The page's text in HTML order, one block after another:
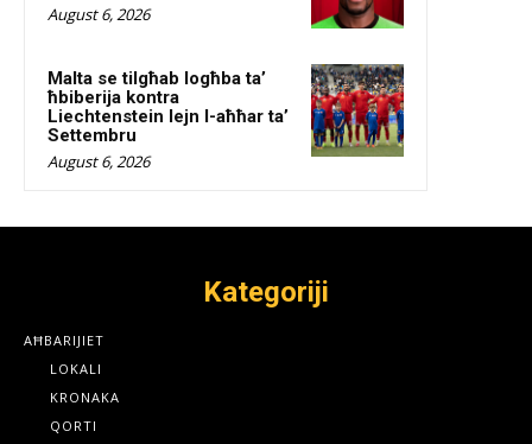
August 6, 2026
Malta se tilgħab logħba ta’
ħbiberija kontra
Liechtenstein lejn l-aħħar ta’
Settembru
August 6, 2026
Kategoriji
AĦBARIJIET
LOKALI
KRONAKA
QORTI